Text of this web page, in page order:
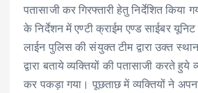
पतासाजी कर गिरफ्तारी हेतु निर्देशित किया
के निर्देशन में एण्टी क्राईम एण्ड साईबर
लाईन पुलिस की संयुक्त टीम द्वारा उक्त
द्वारा बताये व्यक्तियों की पतासाजी करते हुये
कर पकड़ा गया। पूछताछ में व्यक्तियों ने